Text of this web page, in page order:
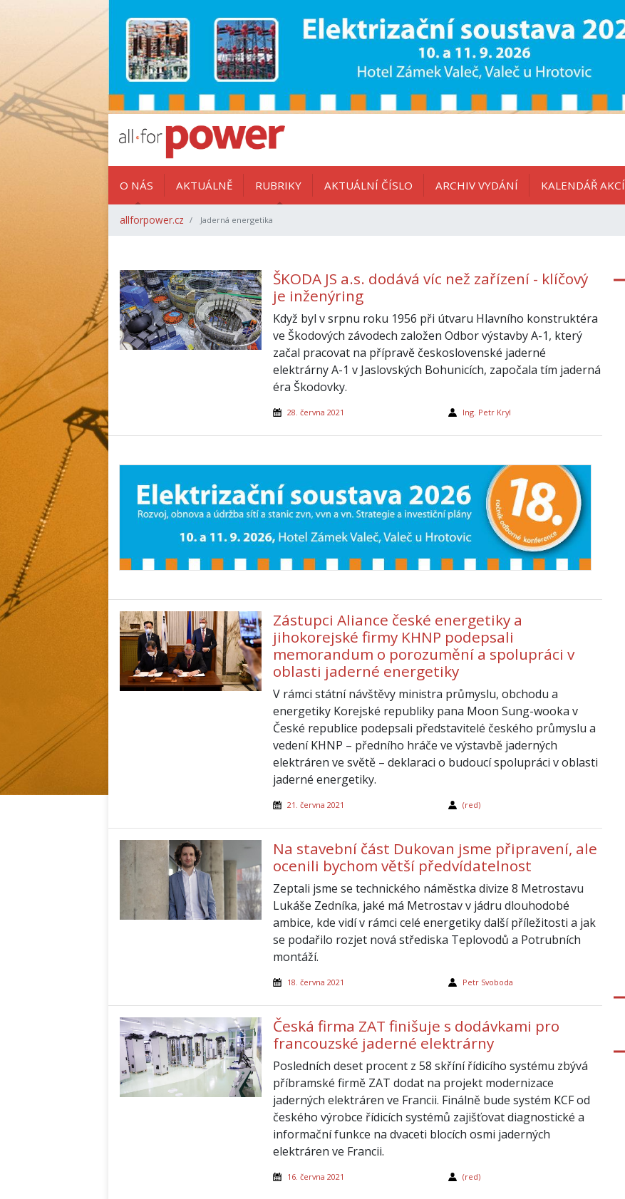
O NÁS AKTUÁLNĚ RUBRIKY AKTUÁLNÍ ČÍSLO ARCHIV VYDÁNÍ KALENDÁŘ AKCÍ
allforpower.cz Jaderná energetika
ŠKODA JS a.s. dodává víc než zařízení - klíčový
je inženýring
Když byl v srpnu roku 1956 při útvaru Hlavního konstruktéra
ve Škodových závodech založen Odbor výstavby A-1, který
začal pracovat na přípravě československé jaderné
elektrárny A-1 v Jaslovských Bohunicích, započala tím jaderná
éra Škodovky.
28. června 2021 Ing. Petr Kryl
Zástupci Aliance české energetiky a
jihokorejské firmy KHNP podepsali
memorandum o porozumění a spolupráci v
oblasti jaderné energetiky
V rámci státní návštěvy ministra průmyslu, obchodu a
energetiky Korejské republiky pana Moon Sung-wooka v
České republice podepsali představitelé českého průmyslu a
vedení KHNP – předního hráče ve výstavbě jaderných
elektráren ve světě – deklaraci o budoucí spolupráci v oblasti
jaderné energetiky.
21. června 2021 (red)
Na stavební část Dukovan jsme připravení, ale
ocenili bychom větší předvídatelnost
Zeptali jsme se technického náměstka divize 8 Metrostavu
Lukáše Zedníka, jaké má Metrostav v jádru dlouhodobé
ambice, kde vidí v rámci celé energetiky další příležitosti a jak
se podařilo rozjet nová střediska Teplovodů a Potrubních
montáží.
18. června 2021 Petr Svoboda
Česká firma ZAT finišuje s dodávkami pro
francouzské jaderné elektrárny
Posledních deset procent z 58 skříní řídicího systému zbývá
příbramské firmě ZAT dodat na projekt modernizace
jaderných elektráren ve Francii. Finálně bude systém KCF od
českého výrobce řídicích systémů zajišťovat diagnostické a
informační funkce na dvaceti blocích osmi jaderných
elektráren ve Francii.
16. června 2021 (red)